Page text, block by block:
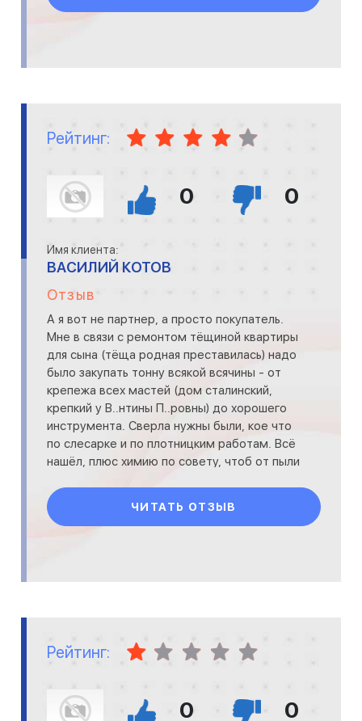
Рейтинг:
0 0
Имя клиента:
ВАСИЛИЙ КОТОВ
Отзыв
А я вот не партнер, а просто покупатель.
Мне в связи с ремонтом тёщиной квартиры
для сына (тёща родная преставилась) надо
было закупать тонну всякой всячины - от
крепежа всех мастей (дом сталинский,
крепкий у В..нтины П..ровны) до хорошего
инструмента. Сверла нужны были, кое что
по слесарке и по плотницким работам. Всё
нашёл, плюс химию по совету, чтоб от пыли
ЧИТАТЬ ОТЗЫВ
Рейтинг:
0 0